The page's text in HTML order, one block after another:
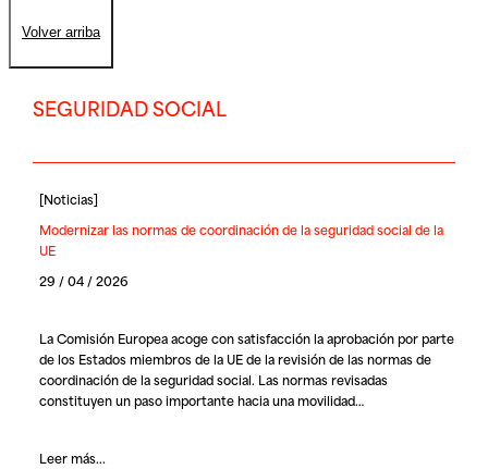
Volver arriba
SEGURIDAD SOCIAL
[Noticias]
Modernizar las normas de coordinación de la seguridad social de la
UE
29 / 04 / 2026
La Comisión Europea acoge con satisfacción la aprobación por parte
de los Estados miembros de la UE de la revisión de las normas de
coordinación de la seguridad social. Las normas revisadas
constituyen un paso importante hacia una movilidad…
Leer más...